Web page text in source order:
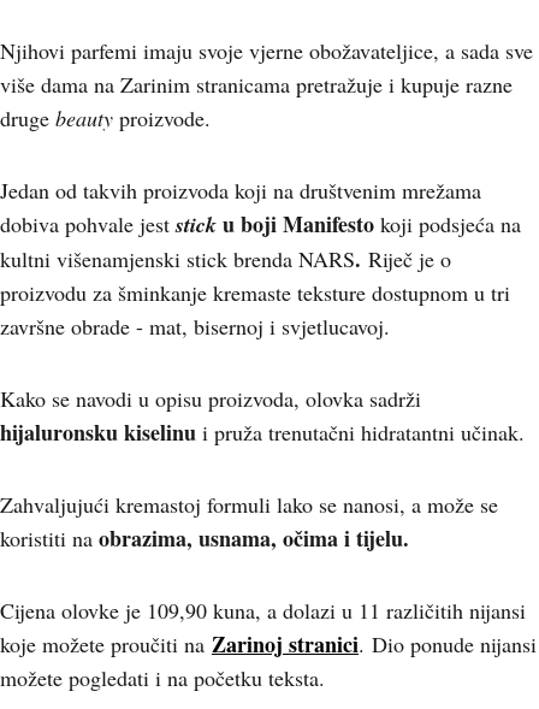
Njihovi parfemi imaju svoje vjerne obožavateljice, a sada sve
više dama na Zarinim stranicama pretražuje i kupuje razne
druge beauty proizvode.
Jedan od takvih proizvoda koji na društvenim mrežama
dobiva pohvale jest stick u boji Manifesto koji podsjeća na
kultni višenamjenski stick brenda NARS. Riječ je o
proizvodu za šminkanje kremaste teksture dostupnom u tri
završne obrade - mat, bisernoj i svjetlucavoj.
Kako se navodi u opisu proizvoda, olovka sadrži
hijaluronsku kiselinu i pruža trenutačni hidratantni učinak.
Zahvaljujući kremastoj formuli lako se nanosi, a može se
koristiti na obrazima, usnama, očima i tijelu.
Cijena olovke je 109,90 kuna, a dolazi u 11 različitih nijansi
koje možete proučiti na Zarinoj stranici. Dio ponude nijansi
možete pogledati i na početku teksta.